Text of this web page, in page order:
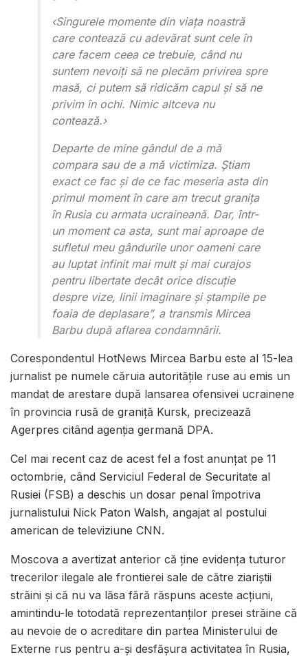
‹Singurele momente din viața noastră
care contează cu adevărat sunt cele în
care facem ceea ce trebuie, când nu
suntem nevoiți să ne plecăm privirea spre
masă, ci putem să ridicăm capul și să ne
privim în ochi. Nimic altceva nu
contează.›
Departe de mine gândul de a mă
compara sau de a mă victimiza. Știam
exact ce fac și de ce fac meseria asta din
primul moment în care am trecut granița
în Rusia cu armata ucraineană. Dar, într-
un moment ca asta, sunt mai aproape de
sufletul meu gândurile unor oameni care
au luptat infinit mai mult și mai curajos
pentru libertate decât orice discuție
despre vize, linii imaginare și ștampile pe
foaia de deplasare”, a transmis Mircea
Barbu după aflarea condamnării.
Corespondentul HotNews Mircea Barbu este al 15-lea
jurnalist pe numele căruia autorităţile ruse au emis un
mandat de arestare după lansarea ofensivei ucrainene
în provincia rusă de graniţă Kursk, precizează
Agerpres citând agenția germană DPA.
Cel mai recent caz de acest fel a fost anunţat pe 11
octombrie, când Serviciul Federal de Securitate al
Rusiei (FSB) a deschis un dosar penal împotriva
jurnalistului Nick Paton Walsh, angajat al postului
american de televiziune CNN.
Moscova a avertizat anterior că ţine evidenţa tuturor
trecerilor ilegale ale frontierei sale de către ziariştii
străini şi că nu va lăsa fără răspuns aceste acţiuni,
amintindu-le totodată reprezentanţilor presei străine că
au nevoie de o acreditare din partea Ministerului de
Externe rus pentru a-şi desfăşura activitatea în Rusia,